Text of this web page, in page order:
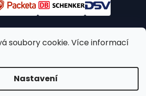
soubory cookie. Více informací
Nastavení